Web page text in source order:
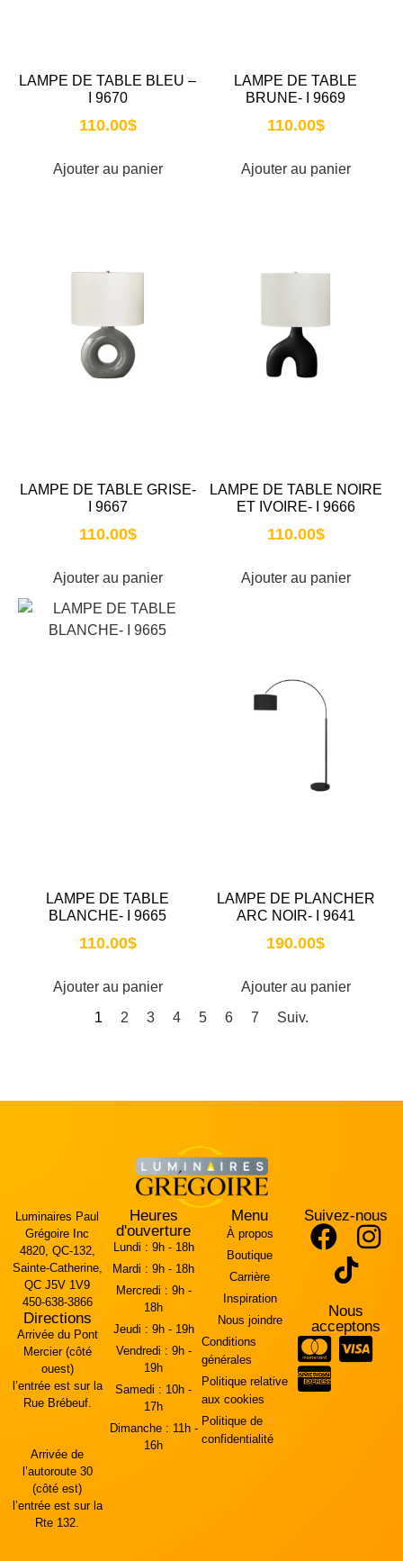
LAMPE DE TABLE BLEU –
I 9670
110.00$
Ajouter au panier
LAMPE DE TABLE
BRUNE- I 9669
110.00$
Ajouter au panier
LAMPE DE TABLE GRISE-
I 9667
110.00$
Ajouter au panier
LAMPE DE TABLE NOIRE
ET IVOIRE- I 9666
110.00$
Ajouter au panier
LAMPE DE TABLE
BLANCHE- I 9665
110.00$
Ajouter au panier
LAMPE DE PLANCHER
ARC NOIR- I 9641
190.00$
Ajouter au panier
1
2 3 4 5 6 7 Suiv.
Luminaires Paul
Grégoire Inc
4820, QC-132,
Sainte-Catherine,
QC J5V 1V9
450-638-3866
Directions
Arrivée du Pont
Mercier (côté
ouest)
l’entrée est sur la
Rue Brébeuf.
Arrivée de
l’autoroute 30
(côté est)
l’entrée est sur la
Rte 132.
Heures
d'ouverture
Lundi : 9h - 18h
Mardi : 9h - 18h
Mercredi : 9h -
18h
Jeudi : 9h - 19h
Vendredi : 9h -
19h
Samedi : 10h -
17h
Dimanche : 11h -
16h
Menu
À propos
Boutique
Carrière
Inspiration
Nous joindre
Conditions
générales
Politique relative
aux cookies
Politique de
confidentialité
Suivez-nous
Nous
acceptons